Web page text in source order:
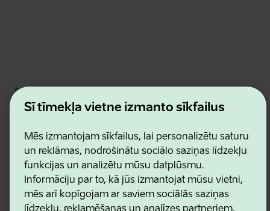
Šī tīmekļa vietne izmanto sīkfailus
Mēs izmantojam sīkfailus, lai personalizētu saturu
un reklāmas, nodrošinātu sociālo saziņas līdzekļu
funkcijas un analizētu mūsu datplūsmu.
Informāciju par to, kā jūs izmantojat mūsu vietni,
mēs arī kopīgojam ar saviem sociālās saziņas
Estonian Business and Innovation Agency
Kontakti
Sadarbības partneri
Sīkdatņu un konfidencialitātes politika